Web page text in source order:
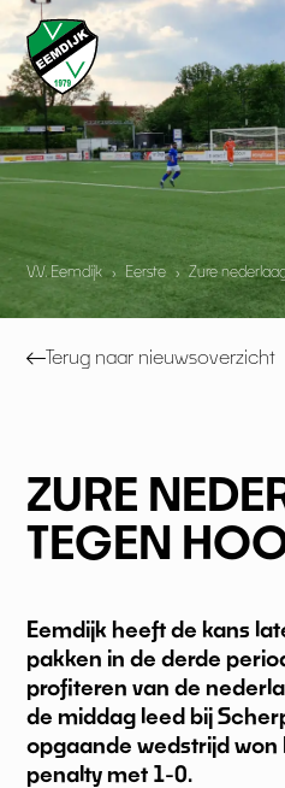
V.V. Eemdijk › Eerste › Zure
Terug naar nieuwsoverzicht
ZURE
TEGEN
Eemdijk heeft de kans
pakken in de derde
profiteren van de
de middag leed bij
opgaande wedstrijd won
penalty met 1-0.